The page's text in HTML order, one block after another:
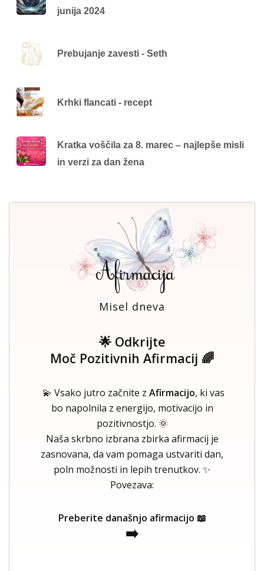
junija 2024
Prebujanje zavesti - Seth
Krhki flancati - recept
Kratka voščila za 8. marec – najlepše misli
in verzi za dan žena
Misel dneva
🌟 Odkrijte
Moč Pozitivnih Afirmacij 🌈
💫 Vsako jutro začnite z Afirmacijo, ki vas
bo napolnila z energijo, motivacijo in
pozitivnostjo. 🌞
Naša skrbno izbrana zbirka afirmacij je
zasnovana, da vam pomaga ustvariti dan,
poln možnosti in lepih trenutkov. ✨
Povezava:
Preberite današnjo afirmacijo 📖
➡️